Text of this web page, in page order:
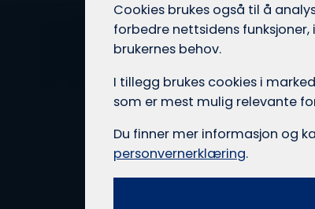
Cookies brukes også til å
forbedre nettsidens
brukernes behov.
I tillegg brukes cookies i
som er mest mulig relevante
Du finner mer informasjon og
personvernerklæring.